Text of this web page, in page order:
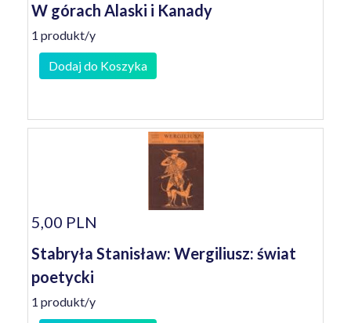
W górach Alaski i Kanady
1 produkt/y
Dodaj do Koszyka
5,00 PLN
Stabryła Stanisław: Wergiliusz: świat
poetycki
1 produkt/y